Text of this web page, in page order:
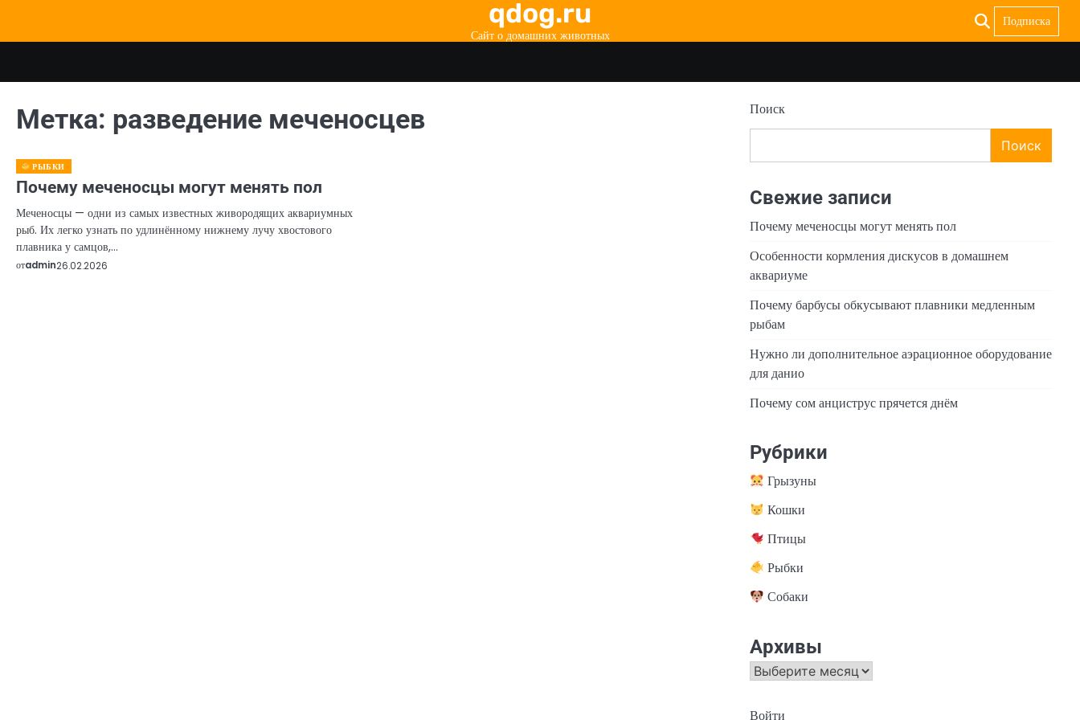
содержимому
qdog.ru
Сайт о домашних животных
Подписка
Метка: разведение меченосцев
РЫБКИ
Почему меченосцы могут менять пол
Меченосцы — одни из самых известных живородящих аквариумных
рыб. Их легко узнать по удлинённому нижнему лучу хвостового
плавника у самцов,…
отadmin26.02.2026
Поиск
Поиск
Свежие записи
Почему меченосцы могут менять пол
Особенности кормления дискусов в домашнем
аквариуме
Почему барбусы обкусывают плавники медленным
рыбам
Нужно ли дополнительное аэрационное оборудование
для данио
Почему сом анциструс прячется днём
Рубрики
Грызуны
Кошки
Птицы
Рыбки
Собаки
Архивы
Архивы
Войти